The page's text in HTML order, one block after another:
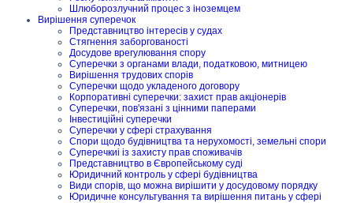
Шлюборозлучний процес з іноземцем
Вирішення суперечок
Представництво інтересів у судах
Стягнення заборгованості
Досудове врегулювання спору
Суперечки з органами влади, податковою, митницею
Вирішення трудових спорів
Суперечки щодо укладеного договору
Корпоративні суперечки: захист прав акціонерів
Суперечки, пов'язані з цінними паперами
Інвестиційні суперечки
Суперечки у сфері страхування
Спори щодо будівництва та нерухомості, земельні спори
Суперечкиі із захисту прав споживачів
Представництво в Європейському суді
Юридичний контроль у сфері будівництва
Види спорів, що можна вирішити у досудовому порядку
Юридичне консультування та вирішення питань у сфері